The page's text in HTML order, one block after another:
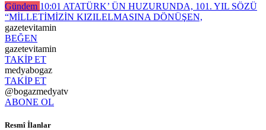
Gündem 10:01 ATATÜRK’ ÜN HUZURUNDA, 101. YIL SÖZÜ
“MİLLETİMİZİN KIZILELMASINA DÖNÜŞEN,
gazetevitamin
BEĞEN
gazetevitamin
TAKİP ET
medyabogaz
TAKİP ET
@bogazmedyatv
ABONE OL
Resmî İlanlar